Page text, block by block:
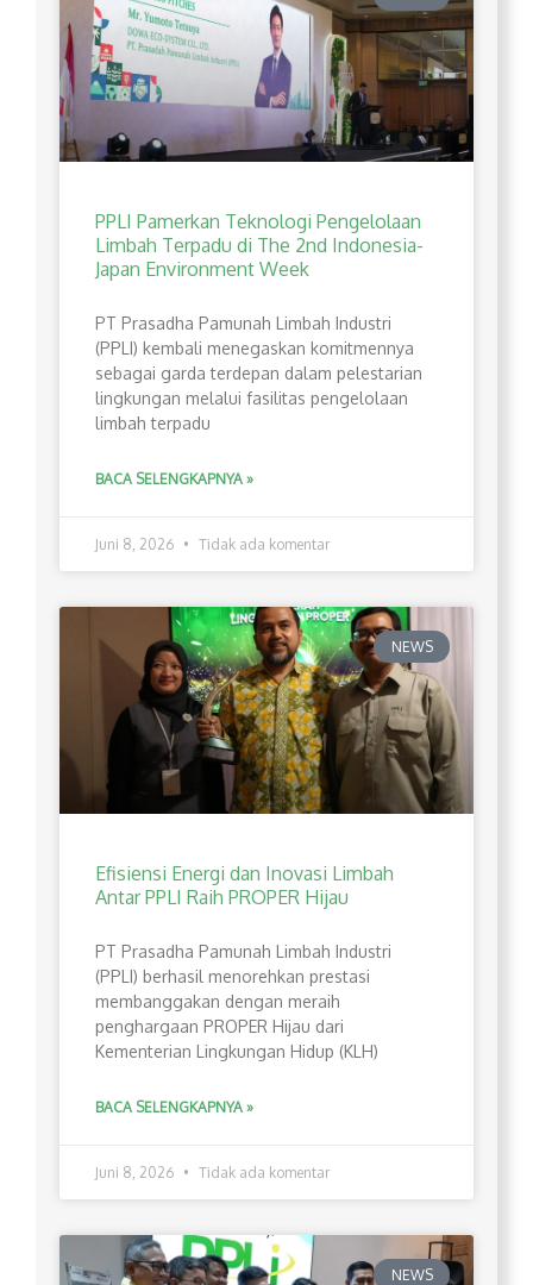
PPLI Pamerkan Teknologi Pengelolaan
Limbah Terpadu di The 2nd Indonesia-
Japan Environment Week
PT Prasadha Pamunah Limbah Industri
(PPLI) kembali menegaskan komitmennya
sebagai garda terdepan dalam pelestarian
lingkungan melalui fasilitas pengelolaan
limbah terpadu
BACA SELENGKAPNYA »
Juni 8, 2026 Tidak ada komentar
NEWS
Efisiensi Energi dan Inovasi Limbah
Antar PPLI Raih PROPER Hijau
PT Prasadha Pamunah Limbah Industri
(PPLI) berhasil menorehkan prestasi
membanggakan dengan meraih
penghargaan PROPER Hijau dari
Kementerian Lingkungan Hidup (KLH)
BACA SELENGKAPNYA »
Juni 8, 2026 Tidak ada komentar
NEWS